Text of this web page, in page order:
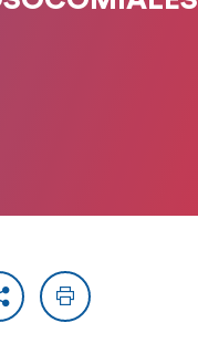
PartagerImprimer